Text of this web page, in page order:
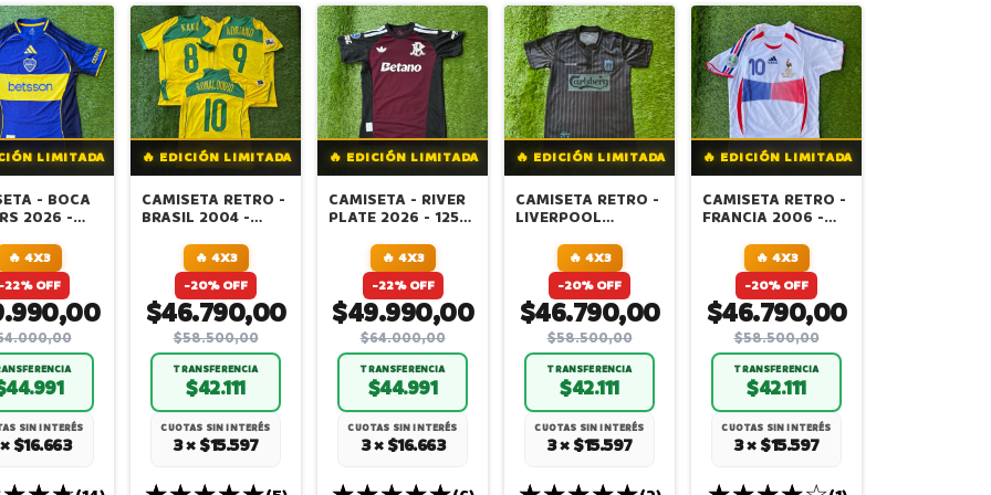
LIMITADA
- BOCA
2026 -
-
JUGADOR
🔥 4X3
-22% OFF
SIN INTERÉS
$16.663
🔥 EDICIÓN LIMITADA
CAMISETA RETRO -
BRASIL 2004 -
RONALDINHO -
ADRIANO
🔥 4X3
-20% OFF
$46.790,00
$58.500,00
TRANSFERENCIA
$42.111
CUOTAS SIN INTERÉS
3 × $15.597
🔥 EDICIÓN LIMITADA
CAMISETA - RIVER
PLATE 2026 - 125
BELTRAN🔥 4X3
-22% OFF
$49.990,00
$64.000,00
TRANSFERENCIA
$44.991
CUOTAS SIN INTERÉS
3 × $16.663
🔥 EDICIÓN LIMITADA
CAMISETA RETRO -
LIVERPOOL
EDICIÓN🔥 4X3
-20% OFF
$46.790,00
$58.500,00
TRANSFERENCIA
$42.111
CUOTAS SIN INTERÉS
3 × $15.597
🔥 EDICIÓN LIMITADA
CAMISETA RETRO -
FRANCIA 2006 -
ZIDANE 🔥 4X3
-20% OFF
$46.790,00
$58.500,00
TRANSFERENCIA
$42.111
CUOTAS SIN INTERÉS
3 × $15.597